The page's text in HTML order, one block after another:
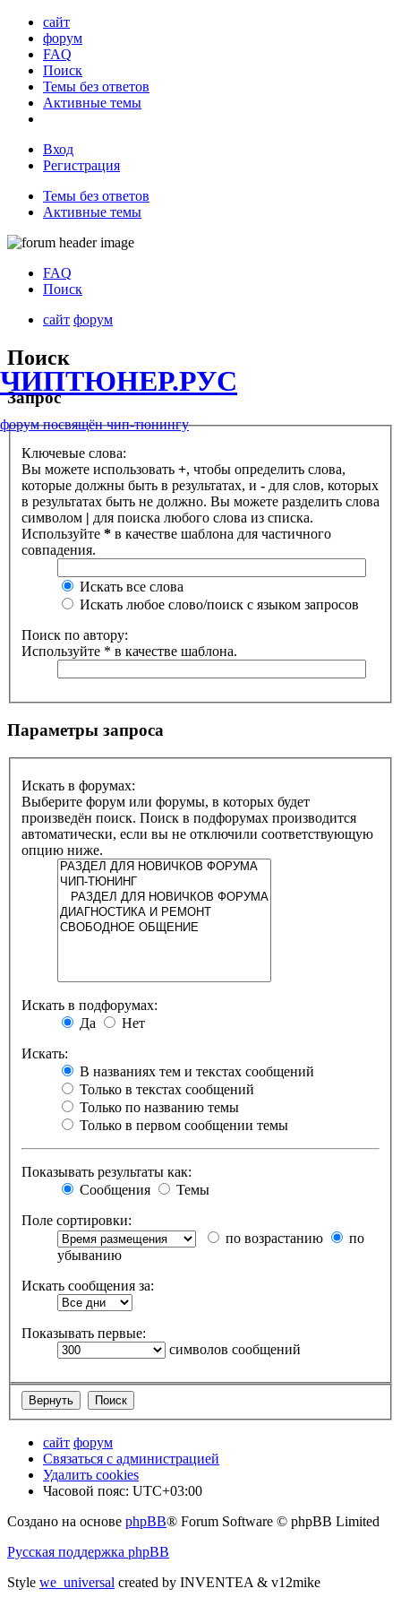
сайт
форум
FAQ
Поиск
Темы без ответов
Активные темы
Вход
Регистрация
Темы без ответов
Активные темы
ЧИПТЮНЕР.РУС
форум посвящён чип-тюнингу
FAQ
Поиск
сайт форум
Поиск
Запрос
Ключевые слова:
Вы можете использовать +, чтобы определить слова,
которые должны быть в результатах, и - для слов, которых
в результатах быть не должно. Вы можете разделить слова
символом | для поиска любого слова из списка.
Используйте * в качестве шаблона для частичного
совпадения.
Искать все слова
Искать любое слово/поиск с языком запросов
Поиск по автору:
Используйте * в качестве шаблона.
Параметры запроса
Искать в форумах:
Выберите форум или форумы, в которых будет
произведён поиск. Поиск в подфорумах производится
автоматически, если вы не отключили соответствующую
опцию ниже.
Искать в подфорумах:
Да
Нет
Искать:
В названиях тем и текстах сообщений
Только в текстах сообщений
Только по названию темы
Только в первом сообщении темы
Показывать результаты как:
Сообщения
Темы
Поле сортировки:
по возрастанию
по
убыванию
Искать сообщения за:
Показывать первые:
символов сообщений
сайт форум
Связаться с администрацией
Удалить cookies
Часовой пояс: UTC+03:00
Создано на основе phpBB® Forum Software © phpBB Limited
Русская поддержка phpBB
Style we_universal created by INVENTEA & v12mike